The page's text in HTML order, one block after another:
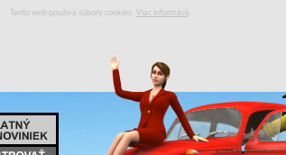
Tento web používa súbory cookies. Viac informácií